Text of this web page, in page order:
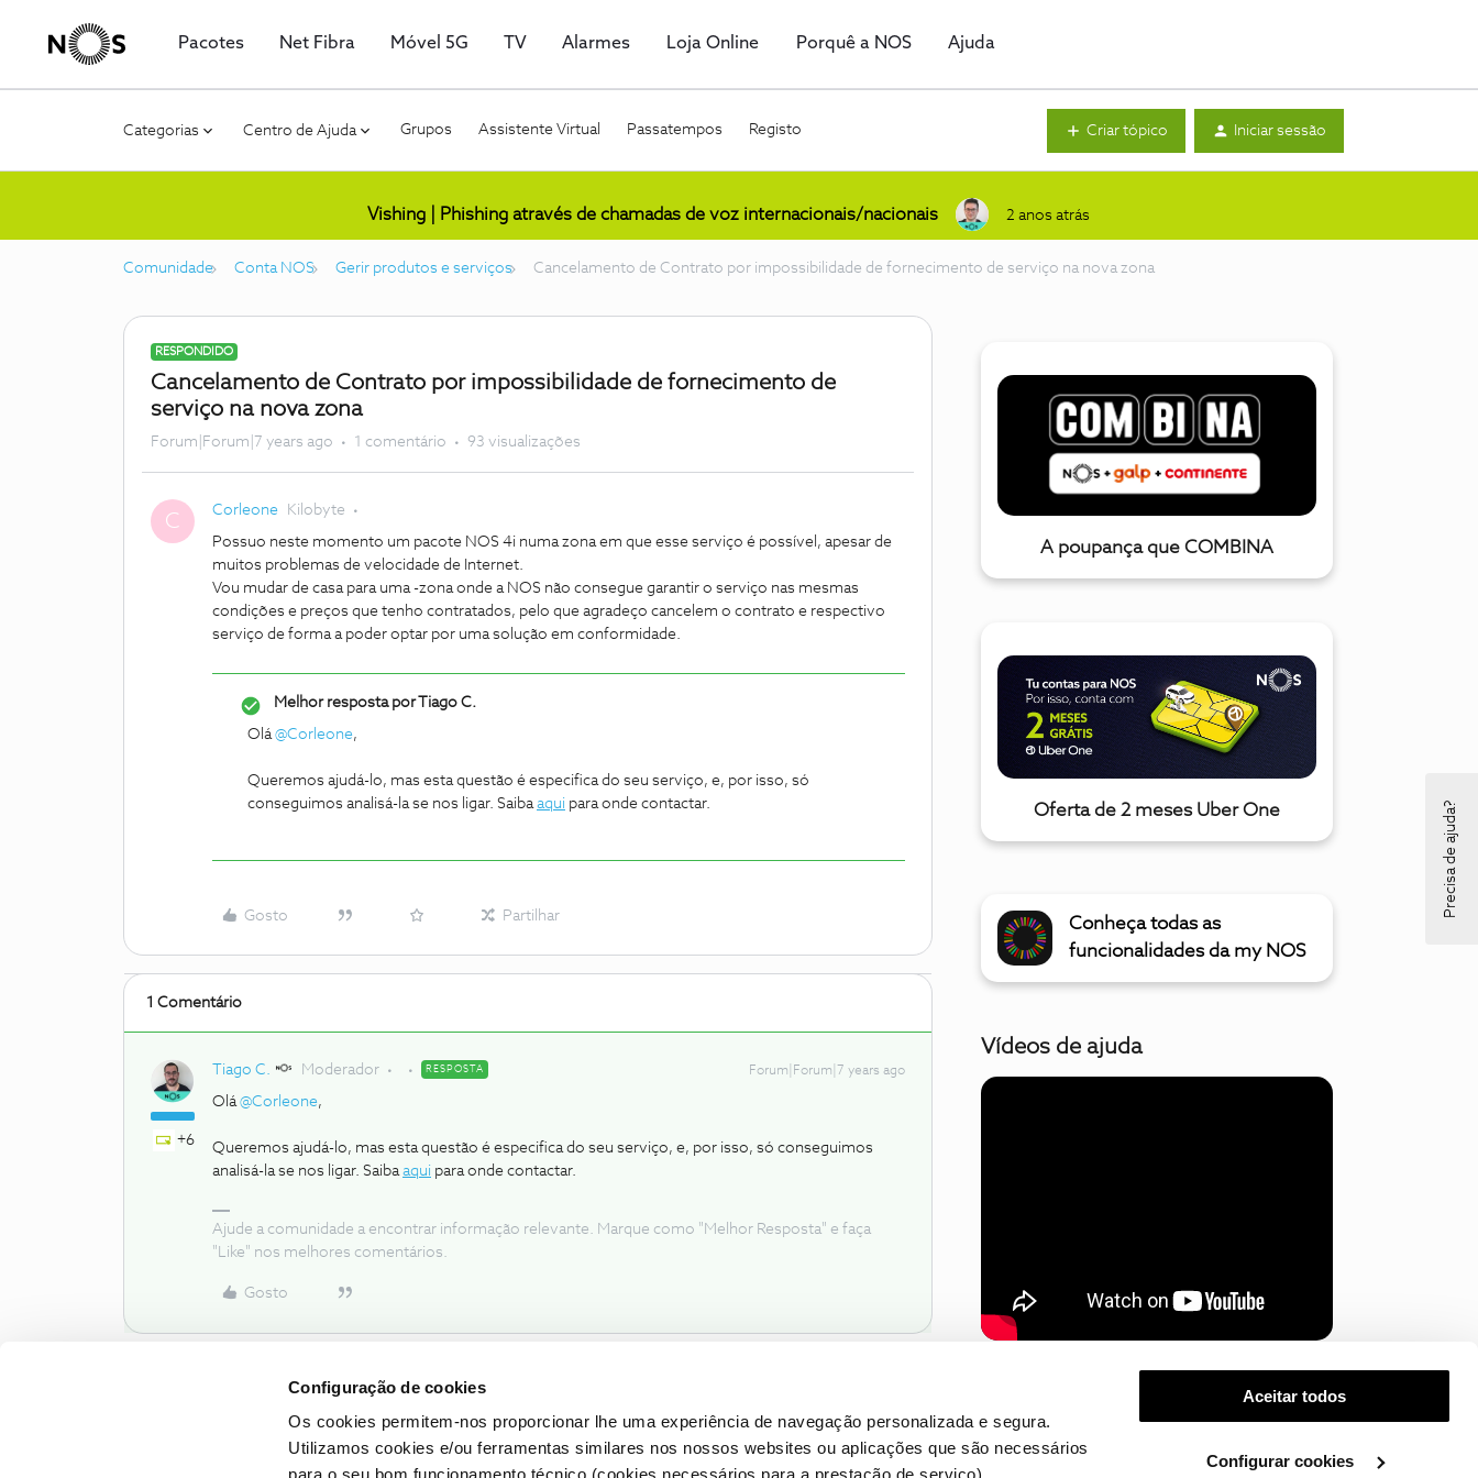
Configuração de cookies
Os cookies permitem-nos proporcionar lhe uma experiência de navegação personalizada e segura.
Utilizamos cookies e/ou ferramentas similares nos nossos websites ou aplicações que são necessários
Aceitar todos
Configurar cookies
Pacotes Net Fibra Móvel 5G TV Alarmes Loja Online Porquê a NOS Ajuda
Categorias Centro de Ajuda Grupos Assistente Virtual Passatempos Registo Criar tópico Iniciar sessão
Vishing | Phishing através de chamadas de voz internacionais/nacionais 2 anos atrás
Comunidade Conta NOS Gerir produtos e serviços Cancelamento de Contrato por impossibilidade de fornecimento de serviço na nova zona
RESPONDIDO
Cancelamento de Contrato por impossibilidade de fornecimento de
serviço na nova zona
Forum|Forum|7 years ago 1 comentário 93 visualizações
C Corleone Kilobyte
Possuo neste momento um pacote NOS 4i numa zona em que esse serviço é possível, apesar de
muitos problemas de velocidade de Internet.
Vou mudar de casa para uma -zona onde a NOS não consegue garantir o serviço nas mesmas
condições e preços que tenho contratados, pelo que agradeço cancelem o contrato e respectivo
serviço de forma a poder optar por uma solução em conformidade.
Melhor resposta porTiago C.
Olá@Corleone,
Queremos ajudá-lo, mas esta questão é especifica do seu serviço, e, por isso, só
conseguimos analisá-la se nos ligar. Saibaaqui para onde contactar.
Gosto Partilhar
1 Comentário
+6
Tiago C. Moderador RESPOSTA Forum|Forum|7 years ago
Olá@Corleone,
Queremos ajudá-lo, mas esta questão é especifica do seu serviço, e, por isso, só conseguimos
analisá-la se nos ligar. Saibaaqui para onde contactar.
Ajude a comunidade a encontrar informação relevante. Marque como "Melhor Resposta" e faça
"Like" nos melhores comentários.
Gosto
A poupança que COMBINA
Oferta de 2 meses Uber One
Conheça todas as
funcionalidades da my NOS
Vídeos de ajuda
Precisa de ajuda?